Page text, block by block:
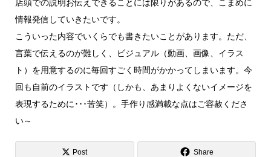
店頭での説明お伝えできることには限りがあるので、こまめに
情報発信していきたいです。
こういった内容でいくらでも書きたいことがあります。ただ、
言葉で伝えるのが難しく、ビジュアル（動画、画像、イラス
ト）を用意するのに毎回すごく時間がかかってしまいます。今
回も自前のイラストです（しかも、あまりよくないイメージを
表現するために･･･苦笑）。手作り感満載な点はご容赦くださ
い～
Post Share